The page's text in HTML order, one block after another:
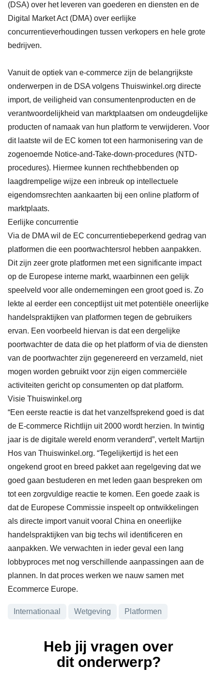
(DSA) over het leveren van goederen en diensten en de
Digital Market Act (DMA) over eerlijke
concurrentieverhoudingen tussen verkopers en hele grote
bedrijven.
Vanuit de optiek van e-commerce zijn de belangrijkste
onderwerpen in de DSA volgens Thuiswinkel.org directe
import, de veiligheid van consumentenproducten en de
verantwoordelijkheid van marktplaatsen om ondeugdelijke
producten of namaak van hun platform te verwijderen. Voor
dit laatste wil de EC komen tot een harmonisering van de
zogenoemde Notice-and-Take-down-procedures (NTD-
procedures). Hiermee kunnen rechthebbenden op
laagdrempelige wijze een inbreuk op intellectuele
eigendomsrechten aankaarten bij een online platform of
marktplaats.
Eerlijke concurrentie
Via de DMA wil de EC concurrentiebeperkend gedrag van
platformen die een poortwachtersrol hebben aanpakken.
Dit zijn zeer grote platformen met een significante impact
op de Europese interne markt, waarbinnen een gelijk
speelveld voor alle ondernemingen een groot goed is. Zo
lekte al eerder een conceptlijst uit met potentiële oneerlijke
handelspraktijken van platformen tegen de gebruikers
ervan. Een voorbeeld hiervan is dat een dergelijke
poortwachter de data die op het platform of via de diensten
van de poortwachter zijn gegenereerd en verzameld, niet
mogen worden gebruikt voor zijn eigen commerciële
activiteiten gericht op consumenten op dat platform.
Visie Thuiswinkel.org
“Een eerste reactie is dat het vanzelfsprekend goed is dat
de E-commerce Richtlijn uit 2000 wordt herzien. In twintig
jaar is de digitale wereld enorm veranderd”, vertelt Martijn
Hos van Thuiswinkel.org. “Tegelijkertijd is het een
ongekend groot en breed pakket aan regelgeving dat we
goed gaan bestuderen en met leden gaan bespreken om
tot een zorgvuldige reactie te komen. Een goede zaak is
dat de Europese Commissie inspeelt op ontwikkelingen
als directe import vanuit vooral China en oneerlijke
handelspraktijken van big techs wil identificeren en
aanpakken. We verwachten in ieder geval een lang
lobbyproces met nog verschillende aanpassingen aan de
plannen. In dat proces werken we nauw samen met
Ecommerce Europe.
Onderwerpen
Internationaal Wetgeving Platformen
Heb jij vragen over
dit onderwerp?